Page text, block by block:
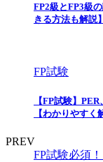
FP2級とFP3級
きる方法も解説】
FP試験
【FP試験】
【わかりやすく
PREV
FP試験必須